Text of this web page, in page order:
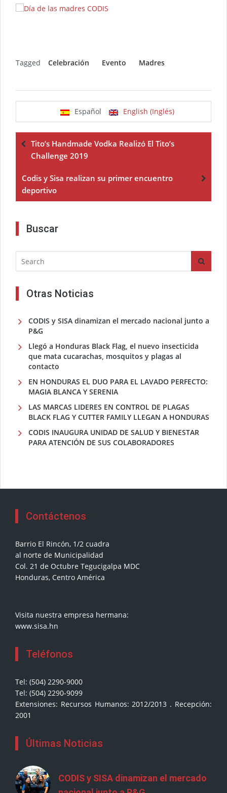
Tagged Celebración Evento Madres
Español English (Inglés)
Tito’s Handmade Vodka Realizó El Tito’s
Challenge 2019
Codis y Sisa realizan su primer encuentro
deportivo
Buscar
Otras Noticias
CODIS y SISA dinamizan el mercado nacional junto a
P&G
Llegó a Honduras Black Flag, el nuevo insecticida
que mata cucarachas, mosquitos y plagas al
contacto
EN HONDURAS EL DUO PARA EL LAVADO PERFECTO:
MAGIA BLANCA Y SERENIA
LAS MARCAS LIDERES EN CONTROL DE PLAGAS
BLACK FLAG Y CUTTER FAMILY LLEGAN A HONDURAS
CODIS INAUGURA UNIDAD DE SALUD Y BIENESTAR
PARA ATENCIÓN DE SUS COLABORADORES
Contáctenos
Barrio El Rincón, 1/2 cuadra
al norte de Municipalidad
Col. 21 de Octubre Tegucigalpa MDC
Honduras, Centro América
Visita nuestra empresa hermana:
www.sisa.hn
Teléfonos
Tel: (504) 2290-9000
Tel: (504) 2290-9099
Extensiones: Recursos Humanos: 2012/2013 . Recepción:
2001
Últimas Noticias
CODIS y SISA dinamizan el mercado